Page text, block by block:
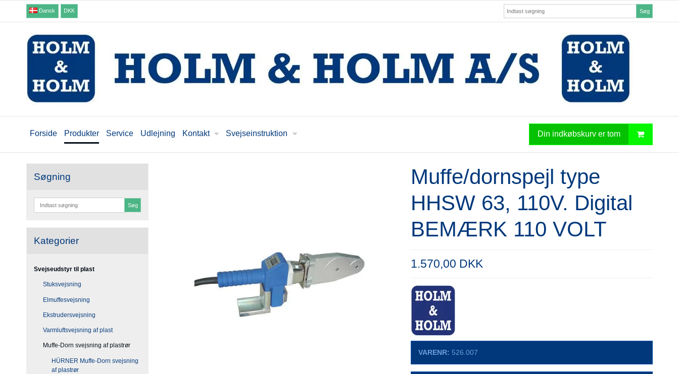
Dansk DKK Søg
Forside Produkter Service Udlejning Kontakt Svejseinstruktion Din indkøbskurv er tom
Søgning
Søg
Kategorier
Svejseudstyr til plast
Stuksvejsning
Elmuffesvejsning
Ekstrudersvejsning
Varmluftsvejsning af plast
Muffe-Dorn svejsning af plastrør
HÜRNER Muffe-Dorn svejsning
af plastrør
Muffe/dornspejl type
HHSW 63, 110V. Digital
BEMÆRK 110 VOLT
1.570,00 DKK
VARENR: 526.007